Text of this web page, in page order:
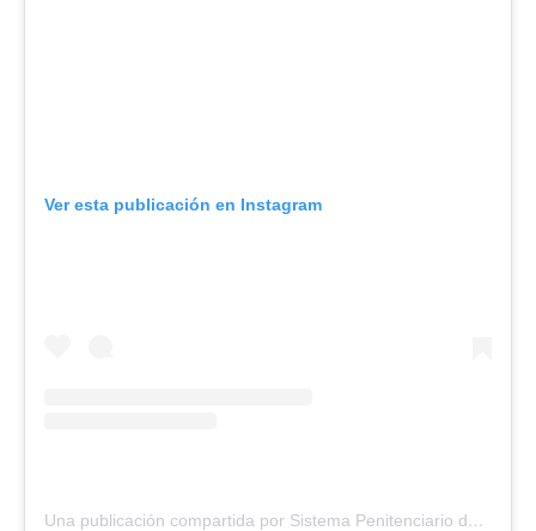
Ver esta publicación en Instagram
Una publicación compartida por Sistema Penitenciario de Guatemala (@sistema.penitenciario.gt)